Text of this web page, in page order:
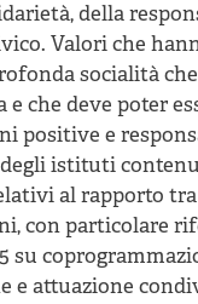
della
Valori che
socialità
e che deve poter
positive e
istituti
al rapporto
con particolare
su
e attuazione